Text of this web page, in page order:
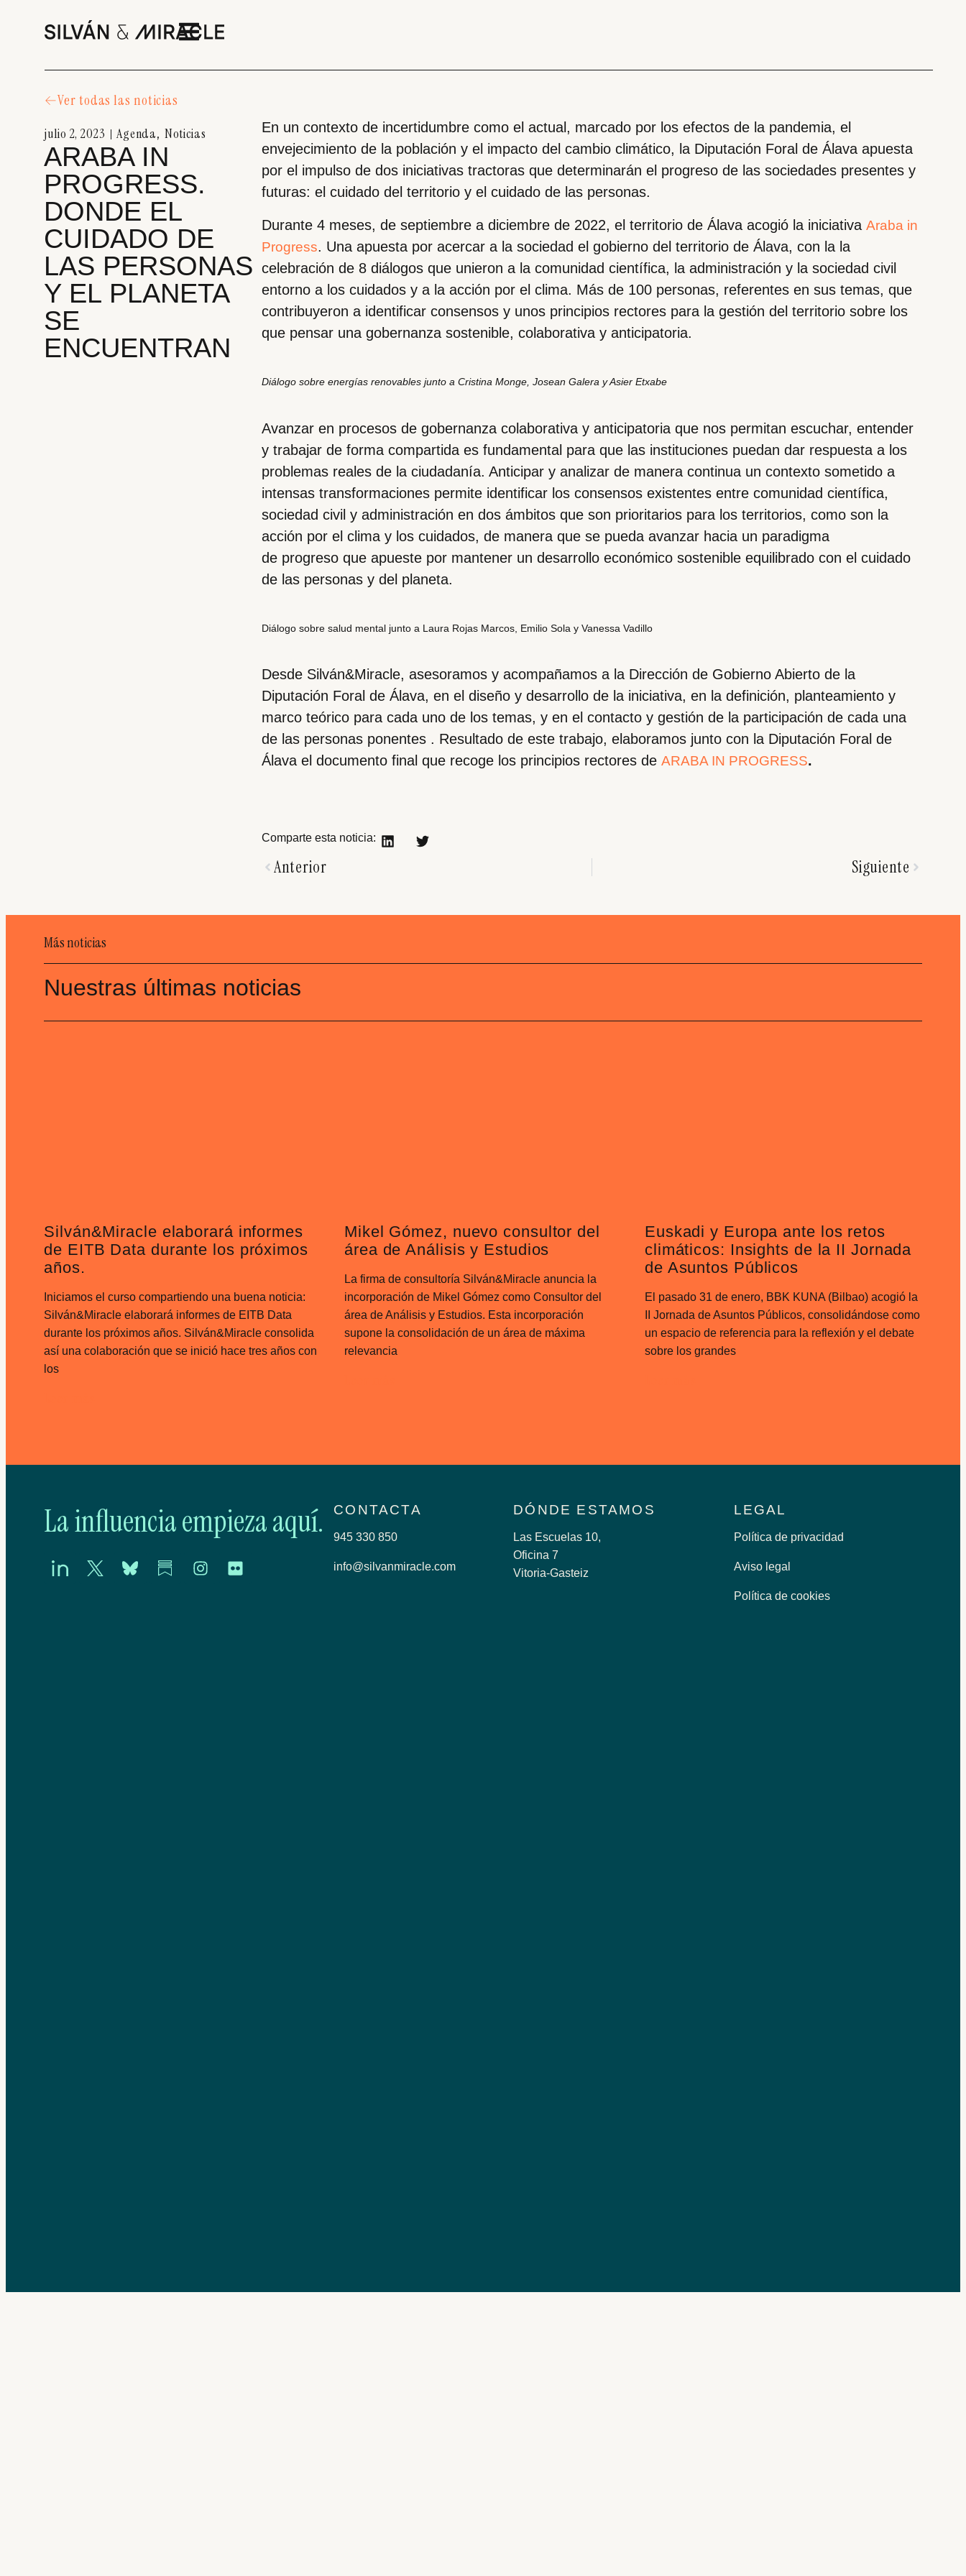
Ver todas las noticias
julio 2, 2023 Agenda,Noticias
ARABA IN
PROGRESS.
DONDE EL
CUIDADO DE
LAS PERSONAS
Y EL PLANETA
SE
ENCUENTRAN
En un contexto de incertidumbre como el actual, marcado por los efectos de la pandemia, el
envejecimiento de la población y el impacto del cambio climático, la Diputación Foral de Álava apuesta
por el impulso de dos iniciativas tractoras que determinarán el progreso de las sociedades presentes y
futuras: el cuidado del territorio y el cuidado de las personas.
Durante 4 meses, de septiembre a diciembre de 2022, el territorio de Álava acogió la iniciativaAraba in
Progress. Una apuesta por acercar a la sociedad el gobierno del territorio de Álava, con la la
celebración de 8 diálogos que unieron a la comunidad científica, la administración y la sociedad civil
entorno a los cuidados y a la acción por el clima. Más de 100 personas, referentes en sus temas, que
contribuyeron a identificar consensos y unos principios rectores para la gestión del territorio sobre los
que pensar una gobernanza sostenible, colaborativa y anticipatoria.
Diálogo sobre energías renovables junto a Cristina Monge, Josean Galera y Asier Etxabe
Avanzar en procesos de gobernanza colaborativa y anticipatoria que nos permitan escuchar, entender
y trabajar de forma compartida es fundamental para que las instituciones puedan dar respuesta a los
problemas reales de la ciudadanía. Anticipar y analizar de manera continua un contexto sometido a
intensas transformaciones permite identificar los consensos existentes entre comunidad científica,
sociedad civil y administración en dos ámbitos que son prioritarios para los territorios, como son la
acción por el clima y los cuidados, de manera que se pueda avanzar hacia un paradigma
de progreso que apueste por mantener un desarrollo económico sostenible equilibrado con el cuidado
de las personas y del planeta.
Diálogo sobre salud mental junto a Laura Rojas Marcos, Emilio Sola y Vanessa Vadillo
Desde Silván&Miracle, asesoramos y acompañamos a la Dirección de Gobierno Abierto de la
Diputación Foral de Álava, en el diseño y desarrollo de la iniciativa, en la definición, planteamiento y
marco teórico para cada uno de los temas, y en el contacto y gestión de la participación de cada una
de las personas ponentes . Resultado de este trabajo, elaboramos junto con la Diputación Foral de
Álava el documento final que recoge los principios rectores deARABA IN PROGRESS.
Comparte esta noticia:
Anterior Siguiente
Más noticias
Nuestras últimas noticias
Silván&Miracle elaborará informes
de EITB Data durante los próximos
años.
Iniciamos el curso compartiendo una buena noticia:
Silván&Miracle elaborará informes de EITB Data
durante los próximos años. Silván&Miracle consolida
así una colaboración que se inició hace tres años con
los
Mikel Gómez, nuevo consultor del
área de Análisis y Estudios
La firma de consultoría Silván&Miracle anuncia la
incorporación de Mikel Gómez como Consultor del
área de Análisis y Estudios. Esta incorporación
supone la consolidación de un área de máxima
relevancia
Euskadi y Europa ante los retos
climáticos: Insights de la II Jornada
de Asuntos Públicos
El pasado 31 de enero, BBK KUNA (Bilbao) acogió la
II Jornada de Asuntos Públicos, consolidándose como
un espacio de referencia para la reflexión y el debate
sobre los grandes
La influencia empieza aquí. CONTACTA
945 330 850
info@silvanmiracle.com
DÓNDE ESTAMOS
Las Escuelas 10,
Oficina 7
Vitoria-Gasteiz
LEGAL
Política de privacidad
Aviso legal
Política de cookies